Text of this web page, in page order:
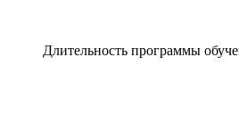
Длительность программы